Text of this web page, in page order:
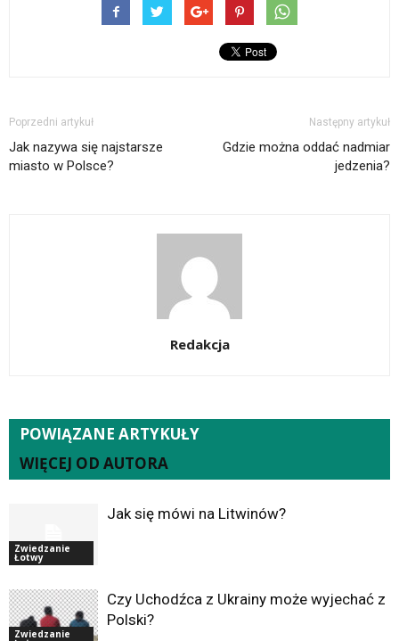
Poprzedni artykuł
Jak nazywa się najstarsze
miasto w Polsce?
Następny artykuł
Gdzie można oddać nadmiar
jedzenia?
Redakcja
POWIĄZANE ARTYKUŁY
WIĘCEJ OD AUTORA
Zwiedzanie
Łotwy
Jak się mówi na Litwinów?
Zwiedzanie
Czy Uchodźca z Ukrainy może wyjechać z
Polski?